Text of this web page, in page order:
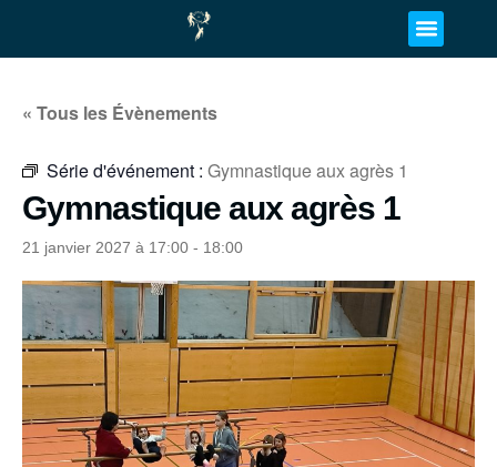
« Tous les Évènements
Série d'événement : Gymnastique aux agrès 1
Gymnastique aux agrès 1
21 janvier 2027 à 17:00 - 18:00